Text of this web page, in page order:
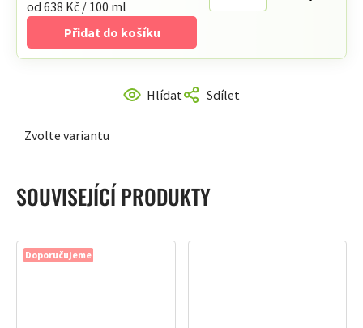
Zvolte variantu
Hlídat Sdílet
Měrná
cena:
od 638 Kč / 100 ml
Přidat do košíku
SOUVISEJÍCÍ PRODUKTY
Doporučujeme